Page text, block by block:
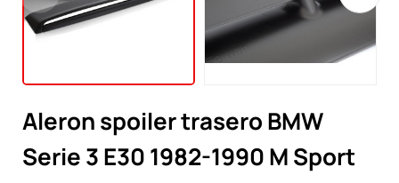
Aleron spoiler trasero BMW
Serie 3 E30 1982-1990 M Sport